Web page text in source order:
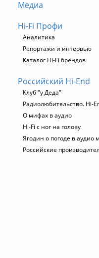
Медиа
Hi-Fi Профи
Аналитика
Репортажи и интервью
Каталог Hi-Fi брендов
Российский Hi-End
Клуб "у Деда"
Радиолюбительство. Hi-
О мифах в аудио
Hi-Fi с ног на голову
Ягодин о погоде в аудио
Российские